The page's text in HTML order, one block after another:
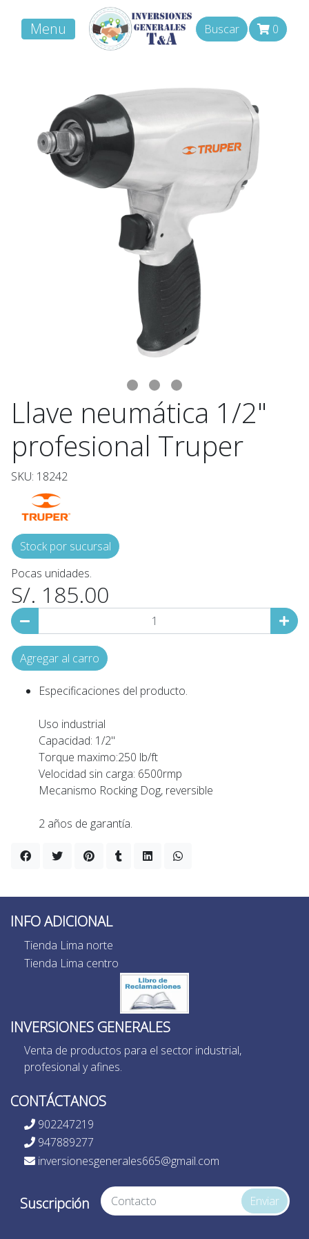
Menu Buscar 0
Llave neumática 1/2"
profesional Truper
SKU: 18242
Stock por sucursal
Pocas unidades.
S/. 185.00
Agregar al carro
Especificaciones del producto.
Uso industrial
Capacidad: 1/2"
Torque maximo:250 lb/ft
Velocidad sin carga: 6500rmp
Mecanismo Rocking Dog, reversible
2 años de garantía.
INFO ADICIONAL
Tienda Lima norte
Tienda Lima centro
INVERSIONES GENERALES
Venta de productos para el sector industrial,
profesional y afines.
CONTÁCTANOS
902247219
947889277
inversionesgenerales665@gmail.com
Suscripción Enviar